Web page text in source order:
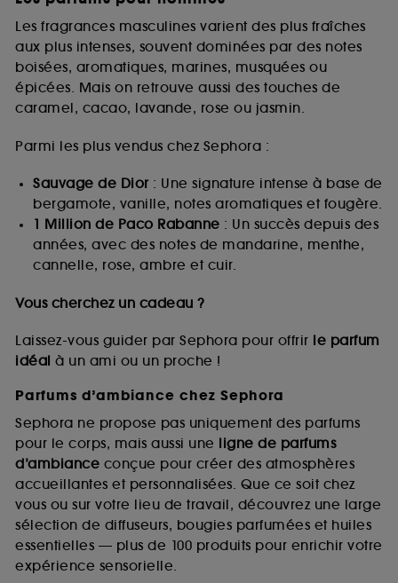
Les fragrances masculines varient des plus fraîches
aux plus intenses, souvent dominées par des notes
boisées, aromatiques, marines, musquées ou
épicées. Mais on retrouve aussi des touches de
caramel, cacao, lavande, rose ou jasmin.
Parmi les plus vendus chez Sephora :
Sauvage de Dior: Une signature intense à base de
bergamote, vanille, notes aromatiques et fougère.
1 Million de Paco Rabanne : Un succès depuis des
années, avec des notes de mandarine, menthe,
cannelle, rose, ambre et cuir.
Vous cherchez un cadeau ?
Laissez-vous guider par Sephora pour offrir le parfum
idéal à un ami ou un proche !
Parfums d’ambiance chez Sephora
Sephora ne propose pas uniquement des parfums
pour le corps, mais aussi une ligne de parfums
d’ambiance conçue pour créer des atmosphères
accueillantes et personnalisées. Que ce soit chez
vous ou sur votre lieu de travail, découvrez une large
sélection de diffuseurs, bougies parfumées et huiles
essentielles — plus de 100 produits pour enrichir votre
expérience sensorielle.